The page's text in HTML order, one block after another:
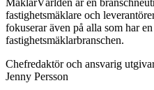
fastighetsmäklare och
fokuserar även på alla som har
fastighetsmäklarbranschen.
Chefredaktör och ansvarig
Jenny Persson